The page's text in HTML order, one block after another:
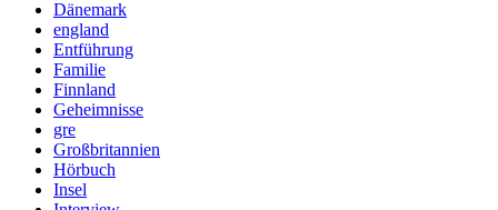
Dänemark
england
Entführung
Familie
Finnland
Geheimnisse
gre
Großbritannien
Hörbuch
Insel